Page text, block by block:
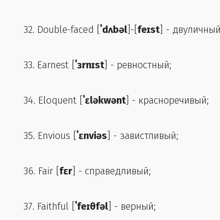
32. Double-faced [ ˈdʌbəl ]-[ feɪst] -
33. Earnest [ ˈɜrnɪst] - ревностный;
34. Eloquent [ ˈɛləkwənt] - красноречивый;
35. Envious [ ˈɛnviəs ] - завистливый;
36. Fair [ fɛr ] - справедливый;
37. Faithful [ ˈfeɪθfəl ] - верный;